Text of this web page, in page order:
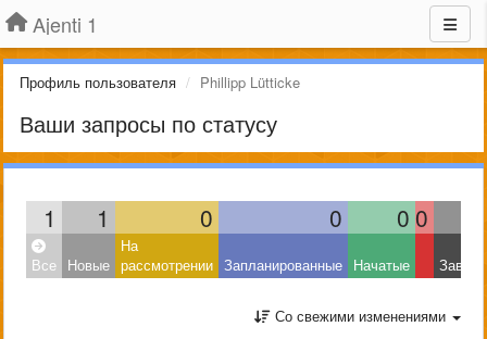
Ajenti 1
Профиль пользователя Phillipp Lütticke
Ваши запросы по статусу
1 1 0 0 0 0
Все Новые
На
рассмотрении Запланированные Начатые
Со свежими изменениями